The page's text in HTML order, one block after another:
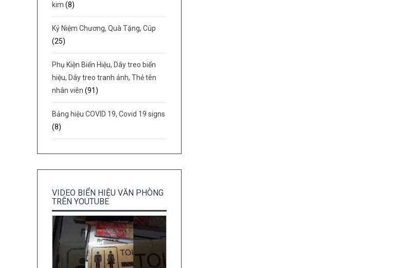
kim (8)
Kỷ Niệm Chương, Quà Tặng, Cúp
(25)
Phụ Kiện Biển Hiệu, Dây treo biển
hiệu, Dây treo tranh ảnh, Thẻ tên
nhân viên (91)
Bảng hiệu COVID 19, Covid 19 signs
(8)
VIDEO BIỂN HIỆU VĂN PHÒNG
TRÊN YOUTUBE